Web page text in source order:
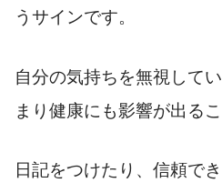
うサインです。
自分の気持ちを無視して
まり健康にも影響が出る
日記をつけたり、信頼で